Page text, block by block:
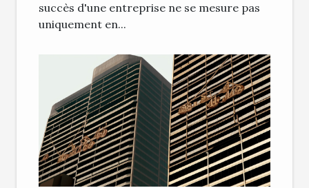
succès d'une entreprise ne se mesure pas
uniquement en...